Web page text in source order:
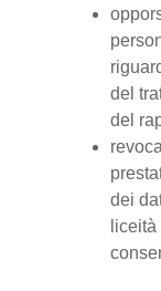
del
del
dei